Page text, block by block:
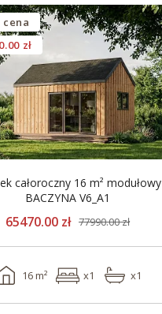
cena
zł
całoroczny 16 m² modułowy
BACZYNA V6_A1
65470.00 zł 77990.00 zł
16 m² x1 x1